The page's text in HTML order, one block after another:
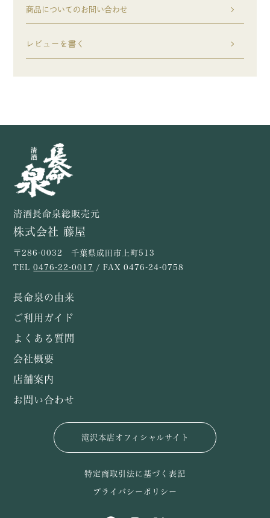
商品についてのお問い合わせ
レビューを書く
清酒長命泉総販売元
株式会社 藤屋
〒286-0032 千葉県成田市上町513
TEL0476-22-0017 / FAX 0476-24-0758
長命泉の由来
ご利用ガイド
よくある質問
会社概要
店舗案内
お問い合わせ
滝沢本店オフィシャルサイト
特定商取引法に基づく表記
プライバシーポリシー